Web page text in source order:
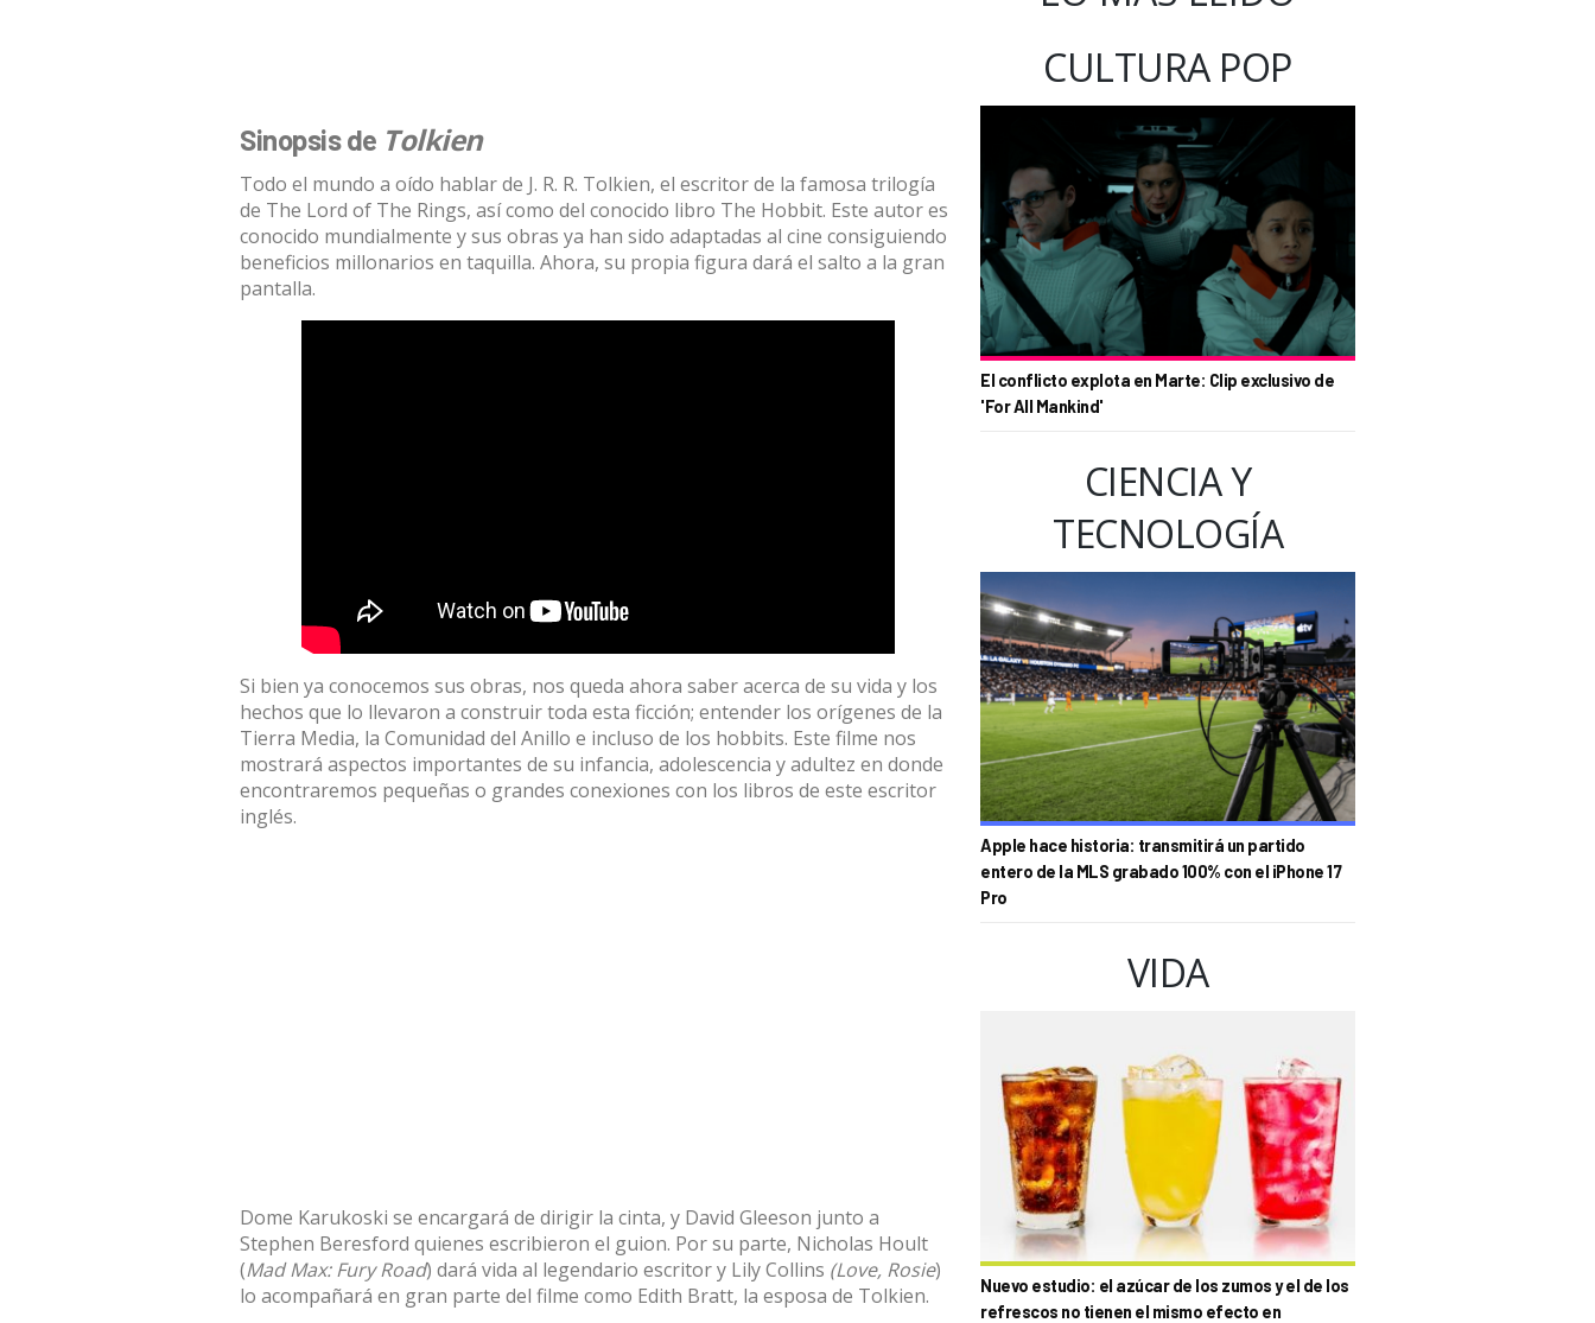
Sinopsis de Tolkien
Todo el mundo a oído hablar de J. R. R. Tolkien, el escritor de la famosa trilogía
de The Lord of The Rings, así como del conocido libro The Hobbit. Este autor es
conocido mundialmente y sus obras ya han sido adaptadas al cine consiguiendo
beneficios millonarios en taquilla. Ahora, su propia figura dará el salto a la gran
pantalla.
Si bien ya conocemos sus obras, nos queda ahora saber acerca de su vida y los
hechos que lo llevaron a construir toda esta ficción; entender los orígenes de la
Tierra Media, la Comunidad del Anillo e incluso de los hobbits. Este filme nos
mostrará aspectos importantes de su infancia, adolescencia y adultez en donde
encontraremos pequeñas o grandes conexiones con los libros de este escritor
inglés.
Dome Karukoski se encargará de dirigir la cinta, y David Gleeson junto a
Stephen Beresford quienes escribieron el guion. Por su parte, Nicholas Hoult
(Mad Max: Fury Road) dará vida al legendario escritor y Lily Collins (Love, Rosie)
lo acompañará en gran parte del filme como Edith Bratt, la esposa de Tolkien.
CULTURA POP
El conflicto explota en Marte: Clip exclusivo de
'For All Mankind'
CIENCIA Y
TECNOLOGÍA
Apple hace historia: transmitirá un partido
entero de la MLS grabado 100% con el iPhone 17
Pro
VIDA
Nuevo estudio: el azúcar de los zumos y el de los
refrescos no tienen el mismo efecto en